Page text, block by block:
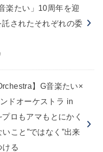
楽たい」10周年を迎
託されたそれぞれの委
】G音楽たい×
ドオーケストラ in
ロもアマもとにかく
こと”ではなく”出来
ける